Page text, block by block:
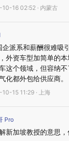
16 02:52 · 内蒙古
企派系和薪酬很难吸
外资车型加简单的
这个领域，但容纳
化都外包给供应商。
15 11:29 · 上海
Pro
新加坡教授的意思，